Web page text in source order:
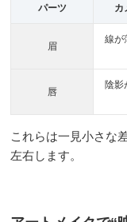
パーツ カ
眉
線が
唇
陰影
これらは一見小さな
左右します。